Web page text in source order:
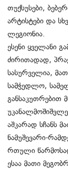
თუქსუსები,
არტისტები და
ლეგიონია.
ესენი ყველანი
ძირითადად,
სასურველია,
სამჭედლო,
განსაკუთრებით
აშკარად სჩანს
ნამუშევარი-
რთული
ესაა მათი